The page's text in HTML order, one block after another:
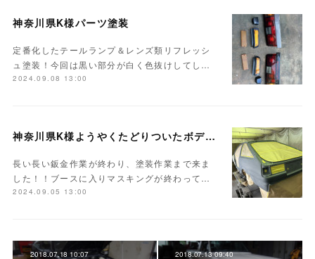
神奈川県K様パーツ塗装
定番化したテールランプ＆レンズ類リフレッシ
ュ塗装！今回は黒い部分が白く色抜けしてし…
2024.09.08 13:00
神奈川県K様ようやくたどりついたボディ塗装
長い長い鈑金作業が終わり、塗装作業まで来ま
した！！ブースに入りマスキングが終わって…
2024.09.05 13:00
2018.07.18 10:07 2018.07.13 09:40